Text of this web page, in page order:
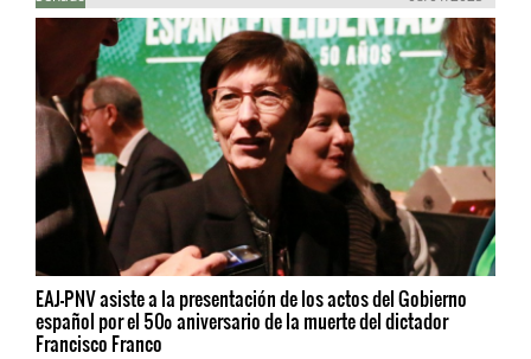
EAJ-PNV asiste a la presentación de los actos del Gobierno
español por el 50º aniversario de la muerte del dictador
Francisco Franco